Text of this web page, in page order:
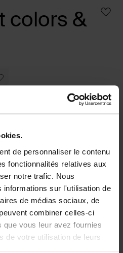
de personnaliser le contenu
fonctionnalités relatives aux
notre trafic. Nous
informations sur l'utilisation de
de médias sociaux, de
combiner celles-ci
vous leur avez fournies
de votre utilisation de leurs
colors &